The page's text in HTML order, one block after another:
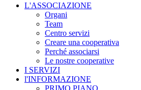
L'ASSOCIAZIONE
Organi
Team
Centro servizi
Creare una cooperativa
Perché associarsi
Le nostre cooperative
I SERVIZI
l'INFORMAZIONE
PRIMO PIANO